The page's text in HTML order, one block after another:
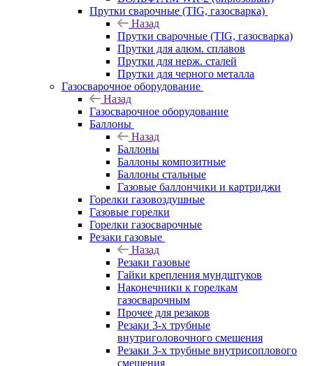
Прутки сварочные (TIG, газосварка)
Назад
Прутки сварочные (TIG, газосварка)
Прутки для алюм. сплавов
Прутки для нерж. сталей
Прутки для черного металла
Газосварочное оборудование
Назад
Газосварочное оборудование
Баллоны
Назад
Баллоны
Баллоны композитные
Баллоны стальные
Газовые баллончики и картриджи
Горелки газовоздушные
Газовые горелки
Горелки газосварочные
Резаки газовые
Назад
Резаки газовые
Гайки крепления мундштуков
Наконечники к горелкам
газосварочным
Прочее для резаков
Резаки 3-х трубные
внутриголовочного смешения
Резаки 3-х трубные внутрисоплового
смешения